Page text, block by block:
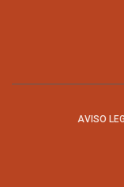
AVISO